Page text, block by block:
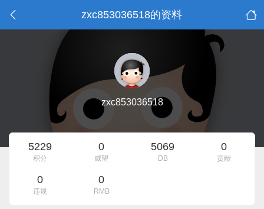
zxc853036518的资料
zxc853036518
5229
积分
0
威望
5069
DB
0
贡献
0
违规
0
RMB